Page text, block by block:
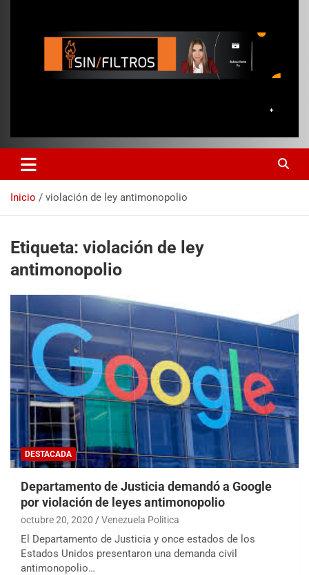
Inicio violación de ley antimonopolio
Etiqueta: violación de ley
antimonopolio
DESTACADA
Departamento de Justicia demandó a Google
por violación de leyes antimonopolio
octubre 20, 2020 Venezuela Politica
El Departamento de Justicia y once estados de los
Estados Unidos presentaron una demanda civil
antimonopolio…